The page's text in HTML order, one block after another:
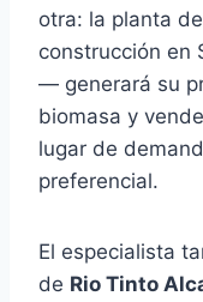
otra: la planta
construcción en
— generará su
biomasa y
lugar de
preferencial.
El especialista
de Rio Tinto